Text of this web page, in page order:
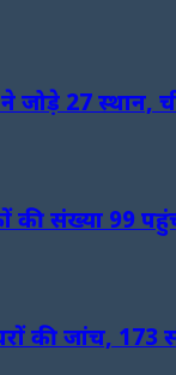
27 स्थान,
संख्या 99
की जांच, 173